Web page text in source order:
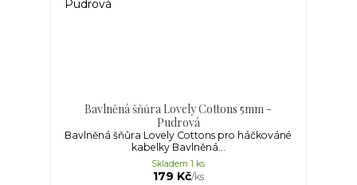
Bavlněná šňůra Lovely Cottons 5mm -
Pudrová
Bavlněná šňůra Lovely Cottons pro háčkováné
kabelky Bavlněná...
179 Kč/ks
Skladem 1 ks